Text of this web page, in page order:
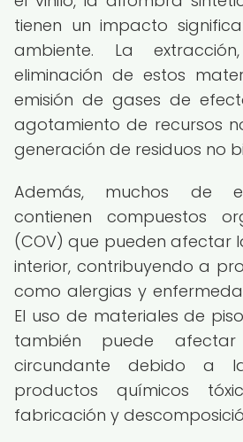
tienen un impacto
ambiente. La
eliminación de estos
emisión de gases de
agotamiento de recursos
generación de residuos no
Además, muchos de
contienen compuestos
(COV) que pueden afectar
interior, contribuyendo a
como alergias y
El uso de materiales de
también puede
circundante debido a
productos químicos
fabricación y